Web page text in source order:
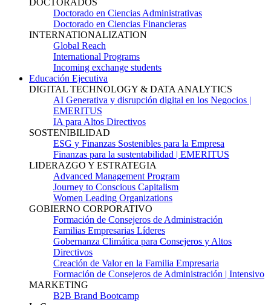
DOCTORADOS
Doctorado en Ciencias Administrativas
Doctorado en Ciencias Financieras
INTERNATIONALIZATION
Global Reach
International Programs
Incoming exchange students
Educación Ejecutiva
DIGITAL TECHNOLOGY & DATA ANALYTICS
AI Generativa y disrupción digital en los Negocios |
EMERITUS
IA para Altos Directivos
SOSTENIBILIDAD
ESG y Finanzas Sostenibles para la Empresa
Finanzas para la sustentabilidad | EMERITUS
LIDERAZGO Y ESTRATEGIA
Advanced Management Program
Journey to Conscious Capitalism
Women Leading Organizations
GOBIERNO CORPORATIVO
Formación de Consejeros de Administración
Familias Empresarias Líderes
Gobernanza Climática para Consejeros y Altos
Directivos
Creación de Valor en la Familia Empresaria
Formación de Consejeros de Administración | Intensivo
MARKETING
B2B Brand Bootcamp